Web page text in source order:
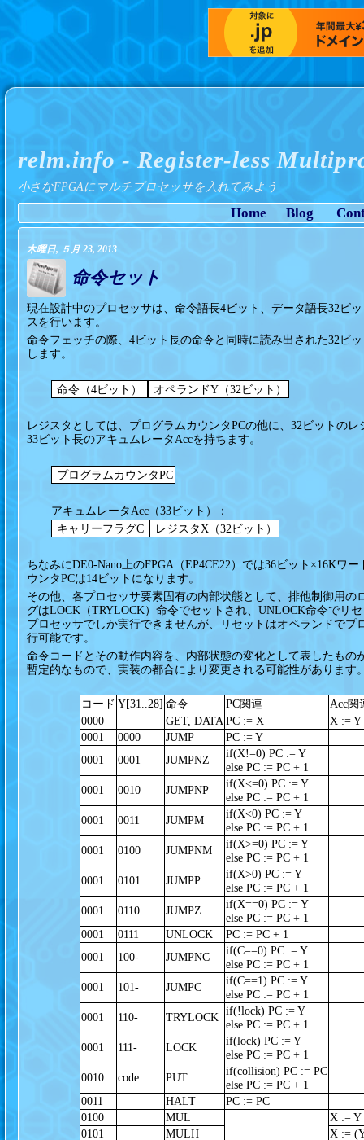
relm.info - Register-less
小さなFPGAにマルチプロセッサを入れてみよう
Home Blog
木曜日, ５月 23, 2013
命令セット
現在設計中のプロセッサは、命令語長4ビット、データ語長32ビ
スを行います。
命令フェッチの際、4ビット長の命令と同時に読み出された32ビ
します。
命令（4ビット） オペランドY（32ビット）
レジスタとしては、プログラムカウンタPCの他に、32ビットの
33ビット長のアキュムレータAccを持ちます。
プログラムカウンタPC
アキュムレータAcc（33ビット）：
キャリーフラグC
レジスタX（32ビット）
ちなみにDE0-Nano上のFPGA（EP4CE22）では36ビット×16Kワ
ウンタPCは14ビットになります。
その他、各プロセッサ要素固有の内部状態として、排他制御用
グはLOCK（TRYLOCK）命令でセットされ、UNLOCK命令でリ
プロセッサでしか実行できませんが、リセットはオペランドで
行可能です。
命令コードとその動作内容を、内部状態の変化として表したも
暫定的なもので、実装の都合により変更される可能性があります
コード Y[31..28] 命令 PC関連
Acc関
0000
GET, DATA PC := X
X := Y
0001
0000 JUMP
PC := Y
0001
0001 JUMPNZ
if(X!=0) PC := Y
else PC := PC + 1
0001
0010 JUMPNP
if(X<=0) PC := Y
else PC := PC + 1
0001
0011 JUMPM
if(X<0) PC := Y
else PC := PC + 1
0001
0100 JUMPNM
if(X>=0) PC := Y
else PC := PC + 1
0001
0101 JUMPP
if(X>0) PC := Y
else PC := PC + 1
0001
0110 JUMPZ
if(X==0) PC := Y
else PC := PC + 1
0001
0111 UNLOCK
PC := PC + 1
0001
100- JUMPNC
if(C==0) PC := Y
else PC := PC + 1
0001
101- JUMPC
if(C==1) PC := Y
else PC := PC + 1
0001
110- TRYLOCK if(!lock) PC := Y
else PC := PC + 1
0001
111- LOCK
if(lock) PC := Y
else PC := PC + 1
0010
code PUT
if(collision) PC := PC
else PC := PC + 1
0011
HALT
PC := PC
0100
MUL
X :=
0101
MULH
X :=